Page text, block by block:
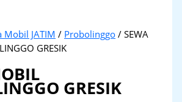
Mobil JATIM / Probolinggo / SEWA
GRESIK
GRESIK